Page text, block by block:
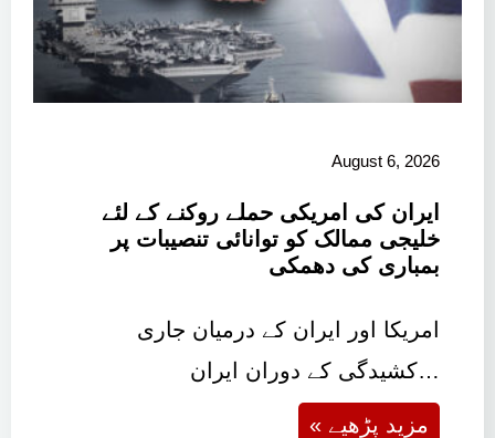
August 6, 2026
ایران کی امریکی حملے روکنے کے لئے
خلیجی ممالک کو توانائی تنصیبات پر
بمباری کی دھمکی
امریکا اور ایران کے درمیان جاری
کشیدگی کے دوران ایران…
« مزید پڑھیے